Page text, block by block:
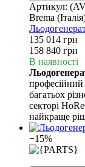
Артикул:
Brema
135 014 грн
158 840 грн
В наявності
професійний
багатьох
секторі
найкраще
−15%